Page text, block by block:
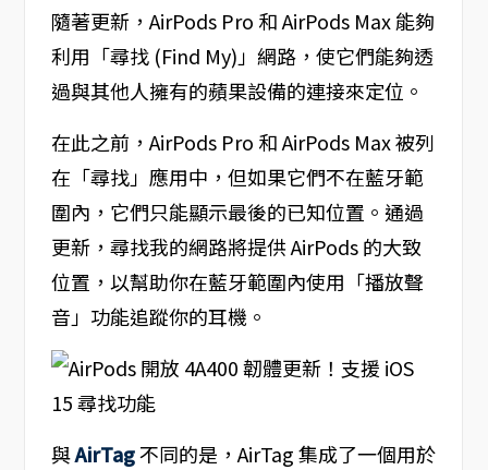
隨著更新，AirPods Pro 和 AirPods Max 能夠
利用「尋找 (Find My)」網路，使它們能夠透
過與其他人擁有的蘋果設備的連接來定位。
在此之前，AirPods Pro 和 AirPods Max 被列
在「尋找」應用中，但如果它們不在藍牙範
圍內，它們只能顯示最後的已知位置。通過
更新，尋找我的網路將提供 AirPods 的大致
位置，以幫助你在藍牙範圍內使用「播放聲
音」功能追蹤你的耳機。
與AirTag不同的是，AirTag 集成了一個用於